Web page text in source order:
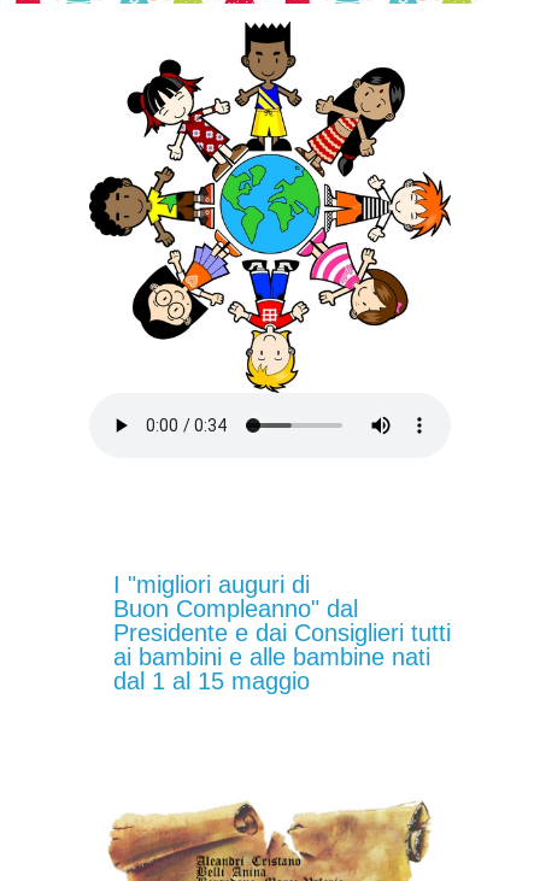
I "migliori auguri di
Buon Compleanno" dal
Presidente e dai Consiglieri tutti
ai bambini e alle bambine nati
dal 1 al 15 maggio